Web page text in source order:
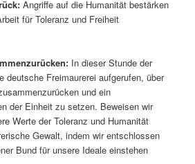
Angriffe auf die Humanität bestärken
für Toleranz und Freiheit
In dieser Stunde der
deutsche Freimaurerei aufgerufen, über
und ein
der Einheit zu setzen. Beweisen wir
Werte der Toleranz und Humanität
Gewalt, indem wir entschlossen
Bund für unsere Ideale einstehen